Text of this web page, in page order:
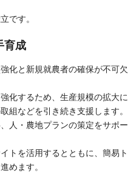
です。
育成
化と新規就農者の確保が不可欠
化するため、生産規模の拡大に
組などを引き続き支援します。
人・農地プランの策定をサポー
トを活用するとともに、簡易ト
めます。